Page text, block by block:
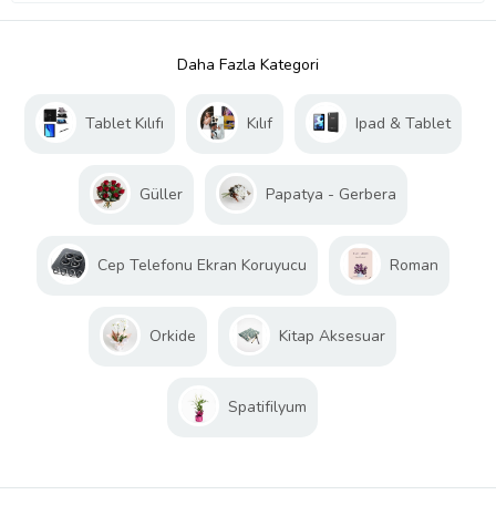
Daha Fazla Kategori
Tablet Kılıfı Kılıf Ipad & Tablet
Güller Papatya - Gerbera
Cep Telefonu Ekran Koruyucu Roman
Orkide Kitap Aksesuar
Spatifilyum